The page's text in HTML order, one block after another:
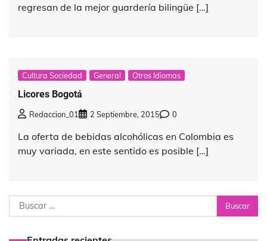
regresan de la mejor guardería bilingüe […]
Cultura Sociedad General Otros Idiomas
Licores Bogotá
Redaccion_01 2 Septiembre, 2015 0
La oferta de bebidas alcohólicas en Colombia es
muy variada, en este sentido es posible […]
Buscar: